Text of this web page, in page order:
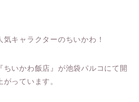
キャラクターのちいかわ！
ちいかわ飯店』が池袋パルコにて開
っています。